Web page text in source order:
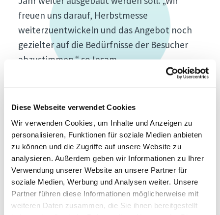
Diese Webseite verwendet Cookies
Wir verwenden Cookies, um Inhalte und Anzeigen zu
personalisieren, Funktionen für soziale Medien anbieten
zu können und die Zugriffe auf unsere Website zu
analysieren. Außerdem geben wir Informationen zu Ihrer
Verwendung unserer Website an unsere Partner für
soziale Medien, Werbung und Analysen weiter. Unsere
Partner führen diese Informationen möglicherweise mit
weiteren Daten zusammen, die Sie ihnen bereitgestellt
freuen uns darauf, Herbstmesse
weiterzuentwickeln und das Angebot noch
gezielter auf die Bedürfnisse der Besucher
abzustimmen,“ so Insam.
Biolife bestätigte sich erneut als Highlight
für einen bewussten Lebensstil – von Bio-
Lebensmitteln bis hin zu nachhaltiger
Kosmetik und Mode. Laura Charalabopoulos,
Brand Managerin von Biolife, zeigt sich
erfreut: „Es ist wunderbar zu sehen, wie die
Messe mit einer steigenden Zahl an
Ausstellern und einer immer breiteren
Produktvielfalt weiterwächst. Das stärkt